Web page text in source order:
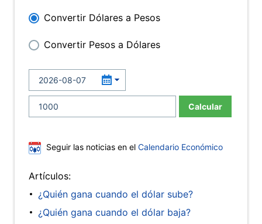
Convertir Dólares a Pesos
Convertir Pesos a Dólares
Calcular
Seguir las noticias en el Calendario Económico
Artículos:
¿Quién gana cuando el dólar sube?
¿Quién gana cuando el dólar baja?